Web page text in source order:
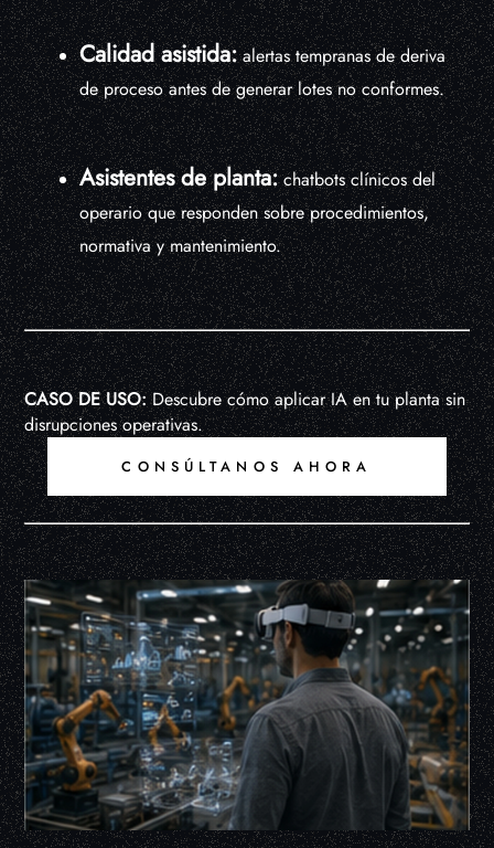
Calidad asistida:alertas tempranas de deriva
de proceso antes de generar lotes no conformes.
Asistentes de planta:chatbots clínicos del
operario que responden sobre procedimientos,
normativa y mantenimiento.
CASO DE USO:Descubre cómo aplicar IA en tu planta sin
disrupciones operativas.
CONSÚLTANOS AHORA